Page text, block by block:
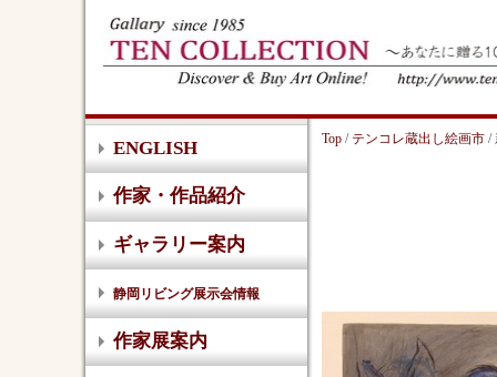
ENGLISH
作家・作品紹介
ギャラリー案内
静岡リビング展示会情報
作家展案内
Top/テンコレ蔵出し絵画市/